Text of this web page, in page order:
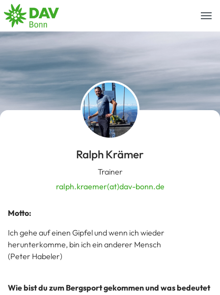
Ralph Krämer
Trainer
ralph.kraemer(at)dav-bonn.de
Motto:
Ich gehe auf einen Gipfel und wenn ich wieder
herunterkomme, bin ich ein anderer Mensch
(Peter Habeler)
Wie bist du zum Bergsport gekommen und was bedeutet